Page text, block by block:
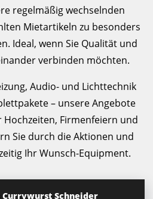
regelmäßig wechselnden
Mietartikeln zu besonders
Ideal, wenn Sie Qualität und
verbinden möchten.
Audio- und Lichttechnik
– unsere Angebote
Firmenfeiern und
Sie durch die Aktionen und
Ihr Wunsch-Equipment.
Schneider